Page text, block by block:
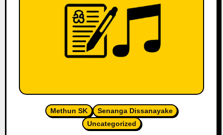
Methun SK
Senanga Dissanayake
Uncategorized